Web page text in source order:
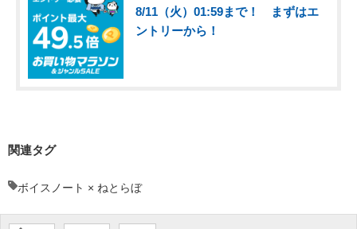
8/11（火）01:59まで！ まずはエ
ントリーから！
関連タグ
ボイスノート × ねとらぼ